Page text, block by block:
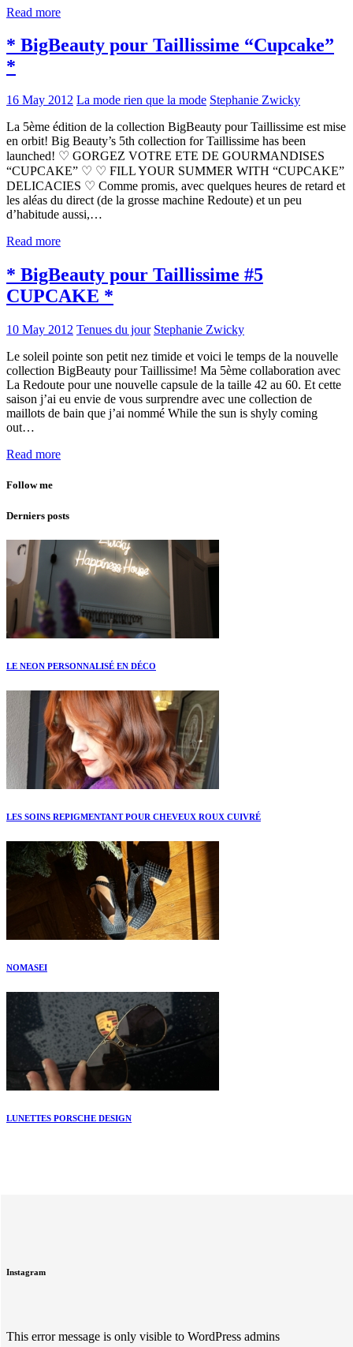
Read more
* BigBeauty pour Taillissime “Cupcake”
*
16 May 2012 La mode rien que la mode Stephanie Zwicky
La 5ème édition de la collection BigBeauty pour Taillissime est mise
en orbit! Big Beauty’s 5th collection for Taillissime has been
launched! ♡ GORGEZ VOTRE ETE DE GOURMANDISES
“CUPCAKE” ♡ ♡ FILL YOUR SUMMER WITH “CUPCAKE”
DELICACIES ♡ Comme promis, avec quelques heures de retard et
les aléas du direct (de la grosse machine Redoute) et un peu
d’habitude aussi,…
Read more
* BigBeauty pour Taillissime #5
CUPCAKE *
10 May 2012 Tenues du jour Stephanie Zwicky
Le soleil pointe son petit nez timide et voici le temps de la nouvelle
collection BigBeauty pour Taillissime! Ma 5ème collaboration avec
La Redoute pour une nouvelle capsule de la taille 42 au 60. Et cette
saison j’ai eu envie de vous surprendre avec une collection de
maillots de bain que j’ai nommé While the sun is shyly coming
out…
Read more
Follow me
Derniers posts
LE NEON PERSONNALISÉ EN DÉCO
LES SOINS REPIGMENTANT POUR CHEVEUX ROUX CUIVRÉ
NOMASEI
LUNETTES PORSCHE DESIGN
Instagram
This error message is only visible to WordPress admins